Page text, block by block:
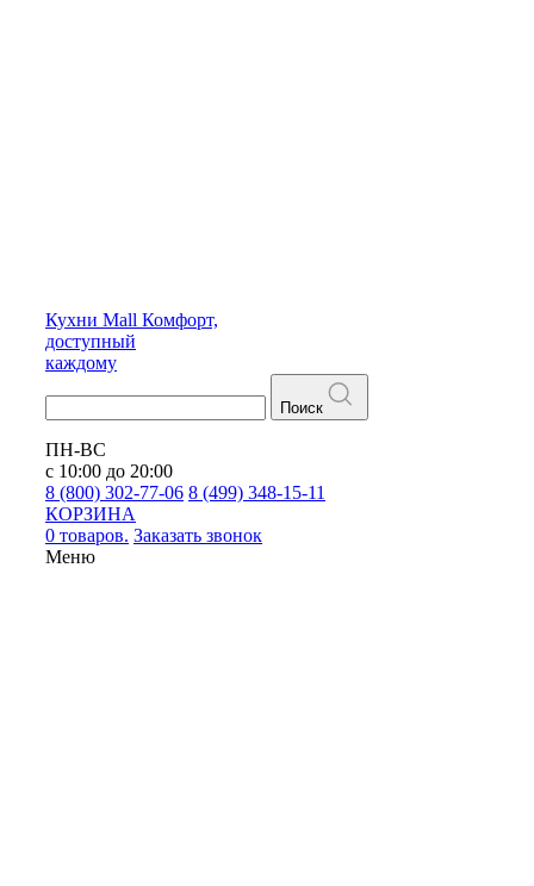
Кухни Mall Комфорт,
доступный
каждому
Поиск
ПН-ВС
с 10:00 до 20:00
8 (800) 302-77-06 8 (499) 348-15-11
КОРЗИНА
0 товаров. Заказать звонок
Меню